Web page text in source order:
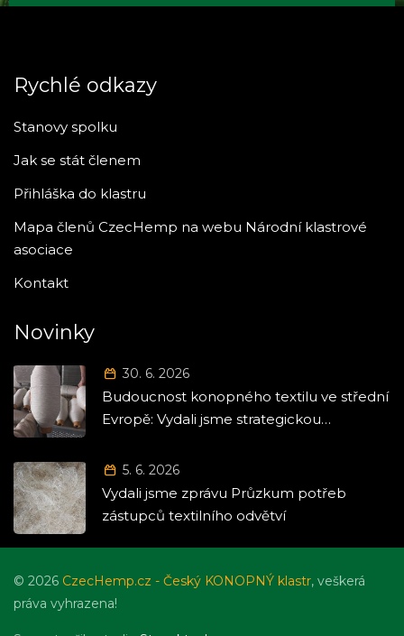
Rychlé odkazy
Stanovy spolku
Jak se stát členem
Přihláška do klastru
Mapa členů CzecHemp na webu Národní klastrové
asociace
Kontakt
Novinky
30. 6. 2026
Budoucnost konopného textilu ve střední
Evropě: Vydali jsme strategickou
5. 6. 2026
Vydali jsme zprávu Průzkum potřeb
zástupců textilního odvětví
© 2026 CzecHemp.cz - Český KONOPNÝ klastr, veškerá
práva vyhrazena!